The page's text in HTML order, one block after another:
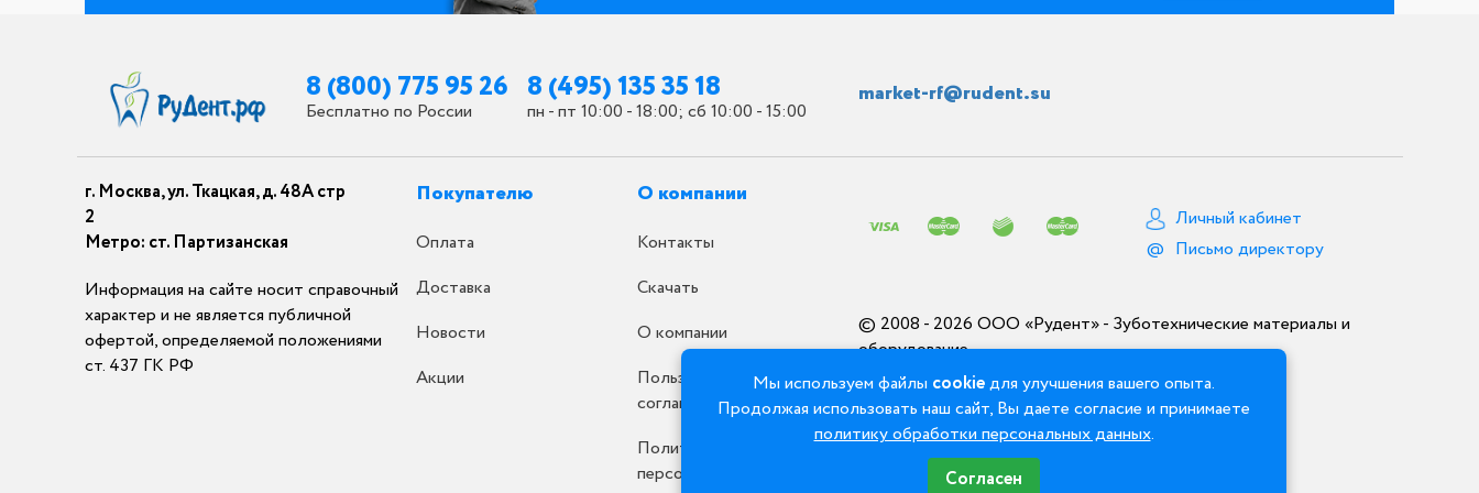
Мы используем файлы cookieдля улучшения вашего опыта.
Продолжая использовать наш сайт, Вы даете согласие и принимаете
политику обработки персональных данных.
Согласен
8 (800) 775 95 26
Бесплатно по России
8 (495) 135 35 18
пн - пт 10:00 - 18:00; сб 10:00 - 15:00
market-rf@rudent.su
г. Москва, ул. Ткацкая, д. 48А стр
2
Метро: ст. Партизанская
Информация на сайте носит справочный
характер и не является публичной
офертой, определяемой положениями
ст. 437 ГК РФ
Покупателю
Оплата
Доставка
Новости
Акции
О компании
Контакты
Скачать
О компании
Пользовательское
соглашение
Политика обработки
персональных данных
Личный кабинет
Письмо директору
© 2008 - 2026 ООО «Рудент» - Зуботехнические материалы и
оборудование